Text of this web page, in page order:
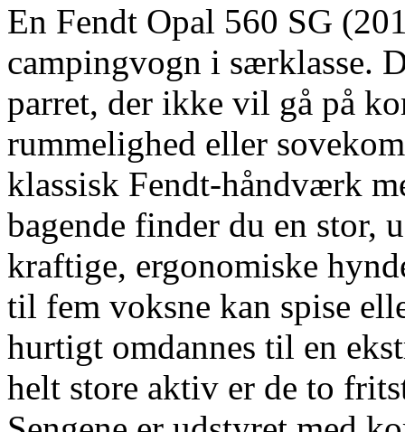
En Fendt Opal 560 SG
campingvogn i særklasse.
parret, der ikke vil gå på
rummelighed eller
klassisk Fendt-håndværk
bagende finder du en stor,
kraftige, ergonomiske
til fem voksne kan spise
hurtigt omdannes til en
helt store aktiv er de to